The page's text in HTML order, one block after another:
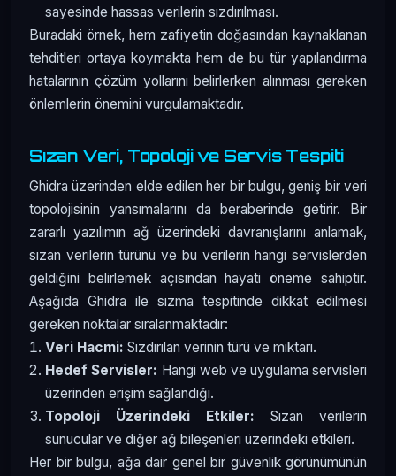
sayesinde hassas verilerin sızdırılması.
Buradaki örnek, hem zafiyetin doğasından kaynaklanan
tehditleri ortaya koymakta hem de bu tür yapılandırma
hatalarının çözüm yollarını belirlerken alınması gereken
önlemlerin önemini vurgulamaktadır.
Sızan Veri, Topoloji ve Servis Tespiti
Ghidra üzerinden elde edilen her bir bulgu, geniş bir veri
topolojisinin yansımalarını da beraberinde getirir. Bir
zararlı yazılımın ağ üzerindeki davranışlarını anlamak,
sızan verilerin türünü ve bu verilerin hangi servislerden
geldiğini belirlemek açısından hayati öneme sahiptir.
Aşağıda Ghidra ile sızma tespitinde dikkat edilmesi
gereken noktalar sıralanmaktadır:
Veri Hacmi: Sızdırılan verinin türü ve miktarı.
Hedef Servisler: Hangi web ve uygulama servisleri
üzerinden erişim sağlandığı.
Topoloji Üzerindeki Etkiler: Sızan verilerin
sunucular ve diğer ağ bileşenleri üzerindeki etkileri.
Her bir bulgu, ağa dair genel bir güvenlik görünümünün